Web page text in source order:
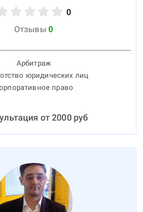
0
Отзывы 0
Арбитраж
юридических лиц
право
от2000руб